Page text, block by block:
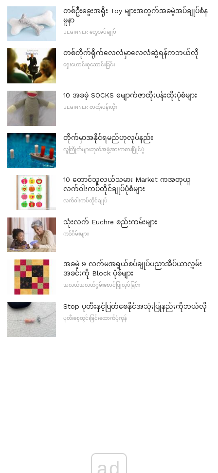
တစ်ဦးခွေးအရိုး Toy များအတွက်အခမဲ့အပ်ချုပ်စံန
မူနာ
BEGINNER တွေအပ်ချုပ်
တစ်တိုက်ရိုက်လေလံမှာလေလံဆွဲရန်ကဘယ်လို
ရှေးဟောင်းစုဆောင်းခြင်း
10 အခမဲ့ SOCKS မျောက်ဇာထိုးပန်းထိုးပုံစံများ
BEGINNER ဇာထိုးပန်းထိုး
တိုက်မှာအနိုင်ရမည်ဟုလုပ်နည်း
လူကြိုက်များဘုတ်အဖွဲ့အားကစားပြိုင်ပွဲ
10 တောင်သူလယ်သမား Market ကအတုယူ
လက်ဝါးကပ်တိုင်ချုပ်ပုံစံများ
လက်ဝါးကပ်တိုင်ချုပ်
သုံးလက် Euchre စည်းကမ်းများ
ကဒ်ဂိမ်းများ
အခမဲ့ 9 လက်မအရွယ်စပ်ချုပ်ပညာအိပ်ယာလွှမ်း
အခင်းကို Block ပုံစံများ
အလယ်အလတ်ဂွမ်းစောင်ပြုလုပ်ခြင်း
Stop ပုတီးနှင့်ပြတ်စေနိုင်အသုံးပြုနည်းကိုဘယ်လို
ပုတီးစေ့ထွင်းခြင်းထောက်ပံ့ကုန်
ad